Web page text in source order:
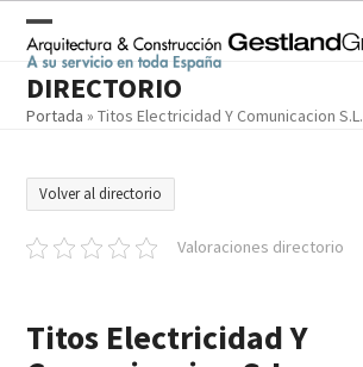
contentOpen
mobile
menu
Close
mobile
menu
DIRECTORIO
Portada »Titos Electricidad Y Comunicacion S.L.
Volver al directorio
Valoraciones directorio
Titos Electricidad Y